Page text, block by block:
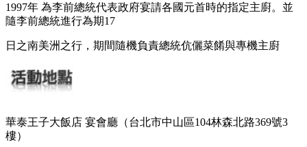
1997年 為李前總統代表政府宴請各國元首時的指定主廚。並
隨李前總統進行為期17
日之南美洲之行，期間隨機負責總統伉儷菜餚與專機主廚
華泰王子大飯店 宴會廳（台北市中山區104林森北路369號3
樓）